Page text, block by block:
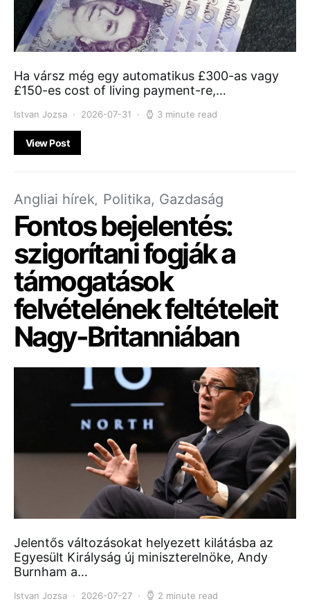
Ha vársz még egy automatikus £300-as vagy
£150-es cost of living payment-re,…
Istvan Jozsa 2026-07-31 3 minute read
View Post
Angliai hírek Politika, Gazdaság
Fontos bejelentés:
szigorítani fogják a
támogatások
felvételének feltételeit
Nagy-Britanniában
Jelentős változásokat helyezett kilátásba az
Egyesült Királyság új miniszterelnöke, Andy
Burnham a…
Istvan Jozsa 2026-07-27 2 minute read